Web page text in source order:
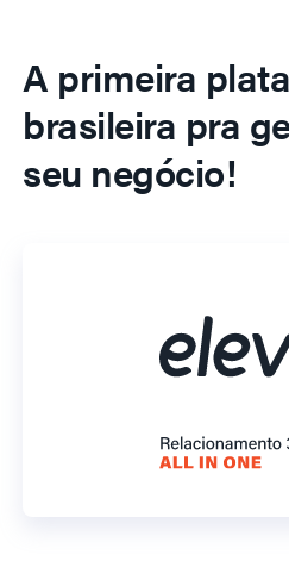
A primeira
brasileira pra
seu negócio!